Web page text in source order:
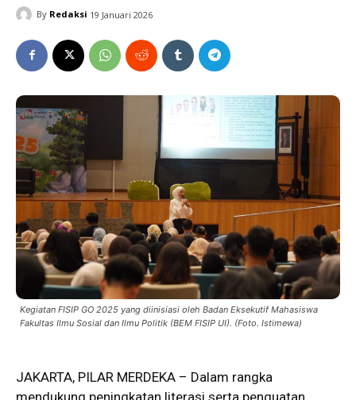
By Redaksi 19 Januari 2026
Kegiatan FISIP GO 2025 yang diinisiasi oleh Badan Eksekutif Mahasiswa
Fakultas Ilmu Sosial dan Ilmu Politik (BEM FISIP UI). (Foto. Istimewa)
JAKARTA, PILAR MERDEKA – Dalam rangka